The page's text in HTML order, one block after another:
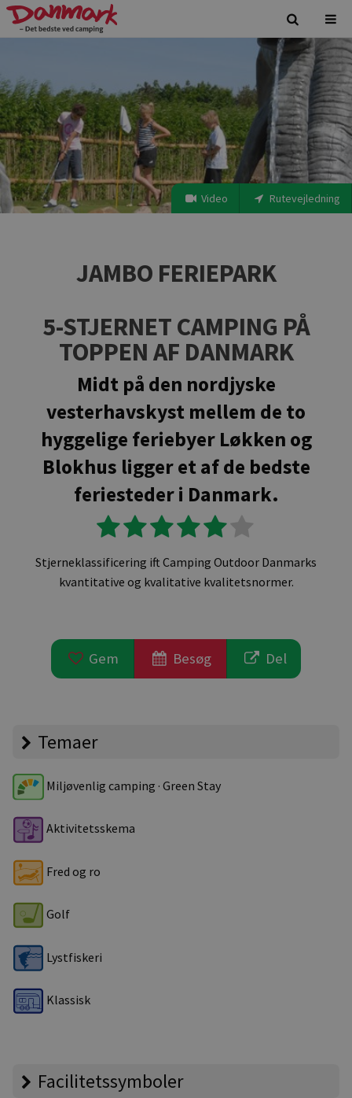
Video Rutevejledning
JAMBO FERIEPARK
5-STJERNET CAMPING PÅ
TOPPEN AF DANMARK
Midt på den nordjyske
vesterhavskyst mellem de to
hyggelige feriebyer Løkken og
Blokhus ligger et af de bedste
feriesteder i Danmark.
Stjerneklassificering ift Camping Outdoor Danmarks
kvantitative og kvalitative kvalitetsnormer.
Gem Besøg Del
Temaer
Miljøvenlig camping · Green Stay
Aktivitetsskema
Fred og ro
Golf
Lystfiskeri
Klassisk
Facilitetssymboler